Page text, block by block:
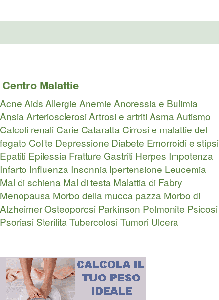
Centro Malattie
Acne Aids Allergie Anemie Anoressia e Bulimia
AnsiaArteriosclerosiArtrosi e artritiAsmaAutismo
Calcoli renali Carie Cataratta Cirrosi e malattie del
fegato Colite Depressione Diabete Emorroidi e stipsi
Epatiti Epilessia Fratture Gastriti Herpes Impotenza
Infarto Influenza Insonnia Ipertensione Leucemia
Mal di schiena Mal di testa Malattia di Fabry
Menopausa Morbo della mucca pazza Morbo di
AlzheimerOsteoporosi Parkinson Polmonite Psicosi
Psoriasi SterilitaTubercolosiTumori Ulcera